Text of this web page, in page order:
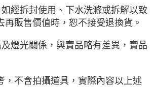
經拆封使用、下水洗滌或拆解以致
再販售價值時，恕不接受退換貨。
燈光關係，與實品略有差異，實品
，不含拍攝道具，實際內容以上述